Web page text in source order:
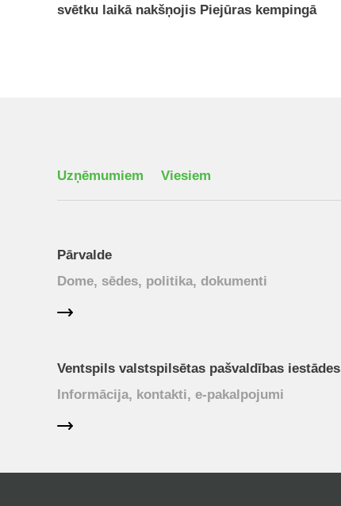
svētku laikā nakšņojis Piejūras kempingā
Uzņēmumiem Viesiem
Pārvalde
Dome, sēdes, politika, dokumenti
Ventspils valstspilsētas pašvaldības iestādes
Informācija, kontakti, e-pakalpojumi